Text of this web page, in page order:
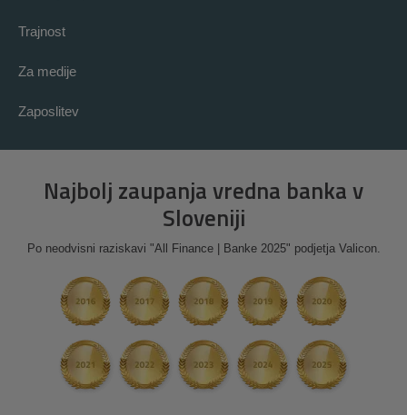
Trajnost
Za medije
Zaposlitev
Najbolj zaupanja vredna banka v
Sloveniji
Po neodvisni raziskavi "All Finance | Banke 2025" podjetja Valicon.